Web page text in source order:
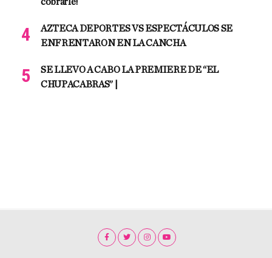
AZTECA DEPORTES VS ESPECTÁCULOS SE
ENFRENTARON EN LA CANCHA
SE LLEVO A CABO LA PREMIERE DE “EL
CHUPACABRAS” |